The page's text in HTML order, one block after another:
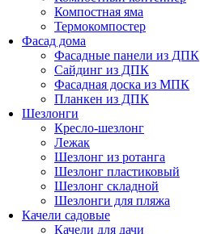
Компостная яма
Термокомпостер
Фасад дома
Фасадные панели из ДПК
Сайдинг из ДПК
Фасадная доска из МПК
Планкен из ДПК
Шезлонги
Кресло-шезлонг
Лежак
Шезлонг из ротанга
Шезлонг пластиковый
Шезлонг складной
Шезлонги для пляжа
Качели садовые
Качели для дачи